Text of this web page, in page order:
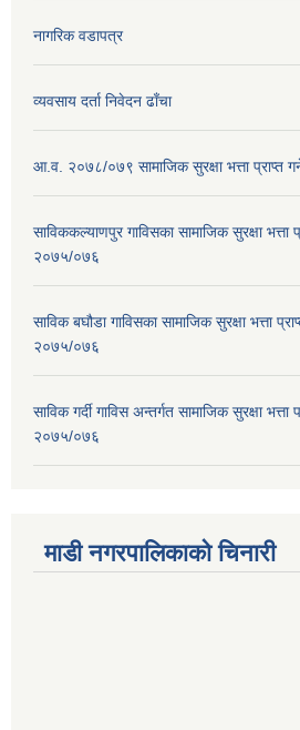
नागरिक वडापत्र
व्यवसाय दर्ता निवेदन ढाँचा
आ.व. २०७८/०७९ सामाजिक सुरक्षा भत्ता प्राप्त
साविककल्याणपुर गाविसका सामाजिक सुरक्षा भत्ता
२०७५/०७६
साविक बघौडा गाविसका सामाजिक सुरक्षा भत्ता
२०७५/०७६
साविक गर्दी गाविस अन्तर्गत सामाजिक सुरक्षा
२०७५/०७६
माडी नगरपालिकाको चिनारी